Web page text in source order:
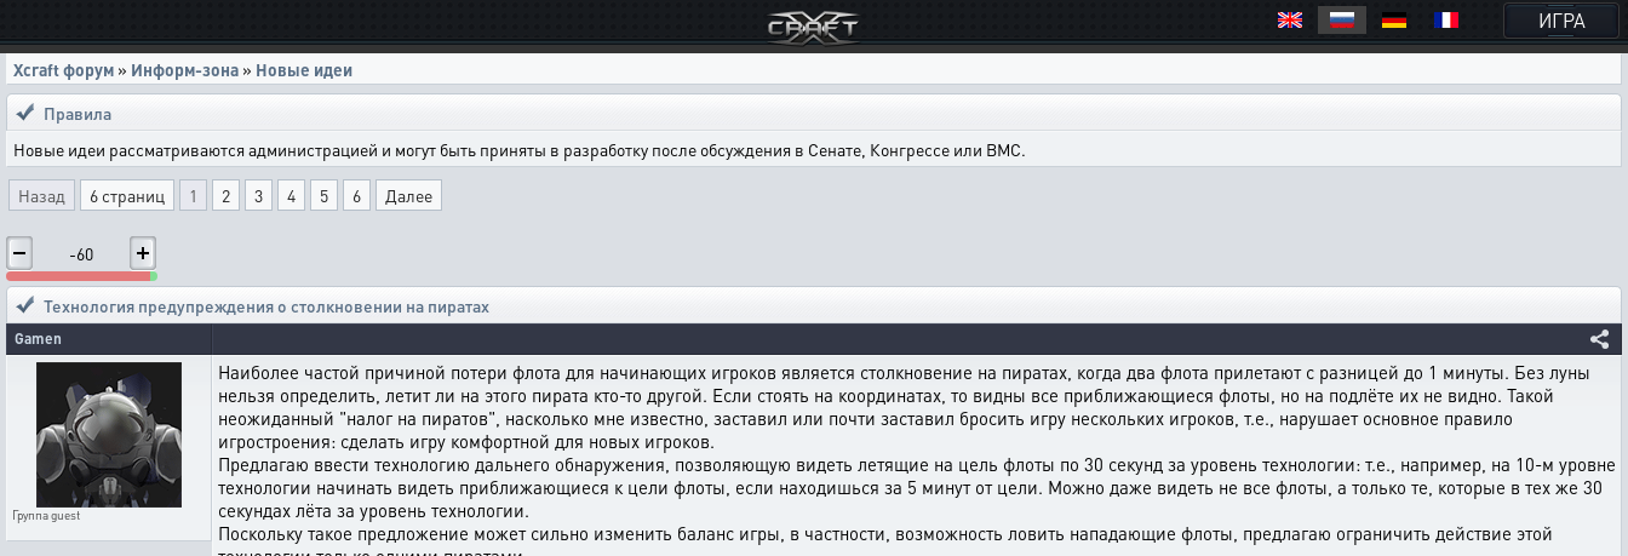
ИГРА
Xcraft форум » Информ-зона » Новые идеи
Правила
Новые идеи рассматриваются администрацией и могут быть приняты в разработку после обсуждения в Сенате, Конгрессе или ВМС.
Назад 6 страниц 1 2 3 4 5 6 Далее
-60
Технология предупреждения о столкновении на пиратах
Gamen
Группаguest
Наиболее частой причиной потери флота для начинающих игроков является столкновение на пиратах, когда два флота прилетают с разницей до 1 минуты. Без луны
нельзя определить, летит ли на этого пирата кто-то другой. Если стоять на координатах, то видны все приближающиеся флоты, но на подлёте их не видно. Такой
неожиданный "налог на пиратов", насколько мне известно, заставил или почти заставил бросить игру нескольких игроков, т.е., нарушает основное правило
игростроения: сделать игру комфортной для новых игроков.
Предлагаю ввести технологию дальнего обнаружения, позволяющую видеть летящие на цель флоты по 30 секунд за уровень технологии: т.е., например, на 10-м уровне
технологии начинать видеть приближающиеся к цели флоты, если находишься за 5 минут от цели. Можно даже видеть не все флоты, а только те, которые в тех же 30
секундах лёта за уровень технологии.
Поскольку такое предложение может сильно изменить баланс игры, в частности, возможность ловить нападающие флоты, предлагаю ограничить действие этой